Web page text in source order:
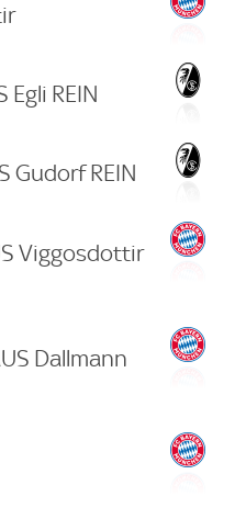
Egli REIN
Gudorf REIN
Viggosdottir
Dallmann